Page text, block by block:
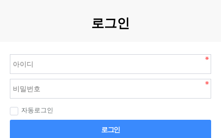
로그인
자동로그인
로그인